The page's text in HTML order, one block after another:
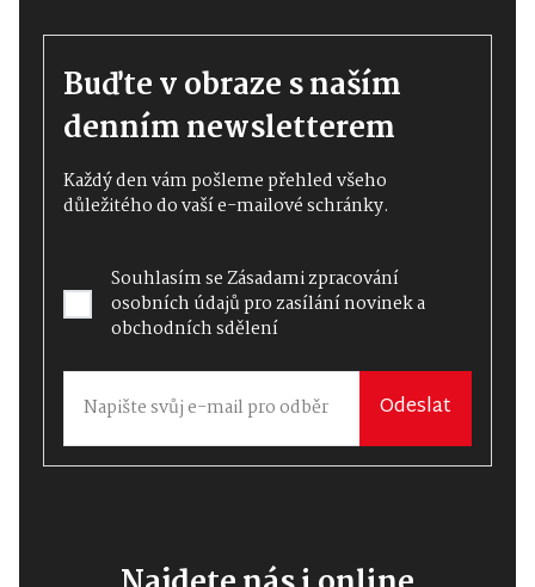
Buďte v obraze s naším
denním newsletterem
Každý den vám pošleme přehled všeho
důležitého do vaší e-mailové schránky.
Souhlasím seZásadami zpracování
osobních údajůpro zasílání novinek a
obchodních sdělení
Odeslat